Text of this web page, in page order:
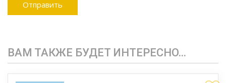
ВАМ ТАКЖЕ БУДЕТ ИНТЕРЕСНО…